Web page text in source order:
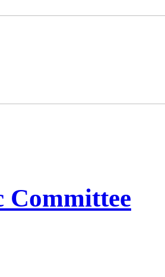
Committee